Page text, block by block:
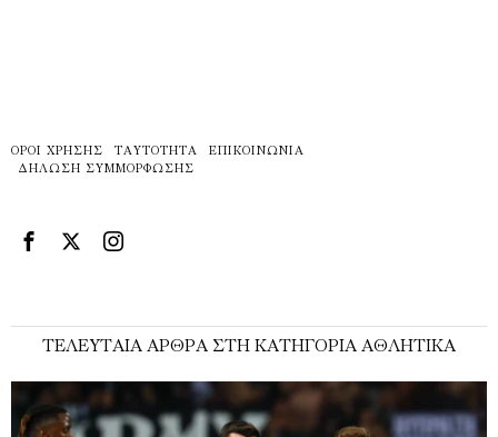
ΌΡΟΙ ΧΡΉΣΗΣ ΤΑΥΤΌΤΗΤΑ
ΕΠΙΚΟΙΝΩΝΊΑ
ΔΉΛΩΣΗ ΣΥΜΜΌΡΦΩΣΗΣ
ΤΕΛΕΥΤΑΊΑ ΆΡΘΡΑ ΣΤΗ ΚΑΤΗΓΟΡΊΑ ΑΘΛΗΤΙΚΆ